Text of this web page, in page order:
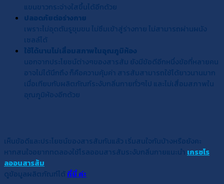
แขนขาวกระจ่างใสขึ้นได้อีกด้วย
ปลอดภัยต่อร่างกาย
เพราะไม่อุดตันรูขุมขน ไม่ซึมเข้าสู่ร่างกาย ไม่สามารถผ่านผนัง
เซลล์ได้
ใช้ได้นานไม่เสื่อมสภาพในอุณภูมิห้อง
นอกจากประโยชน์ต่างๆของสารส้ม ยังมีข้อดีอีกหนึ่งข้อที่หลายคน
อาจไม่ได้นึกถึง ก็คือความคุ้มค่า สารส้มสามารถใช้ได้ยาวนานมาก
เมื่อเทียบกับผลิตภัณฑ์ระงับกลิ่นกายทั่วๆไป และไม่เสื่อมสภาพใน
อุณภูมิห้องอีกด้วย
เห็นข้อดีและประโยชน์ของสารส้มกันแล้ว เริ่มสนใจกันบ้างหรือยังคะ
หากสนใจอยากทดลองใช้โรลออนสารส้มระงับกลิ่นกายแนะนำ เกรซโร
ลออนสารส้ม
ดูข้อมูลผลิตภัณฑ์ได้ที่นี่ ค่ะ